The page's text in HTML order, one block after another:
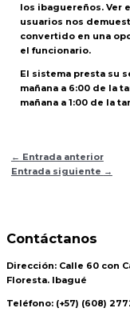
los ibaguereños. Ver
usuarios nos
convertido en una
el funcionario.
El sistema presta su
mañana a 6:00 de la
mañana a 1:00 de la
← Entrada anterior
Entrada siguiente →
Contáctanos
Dirección: Calle 60 con
Floresta. Ibagué
Teléfono: (+57) (608)